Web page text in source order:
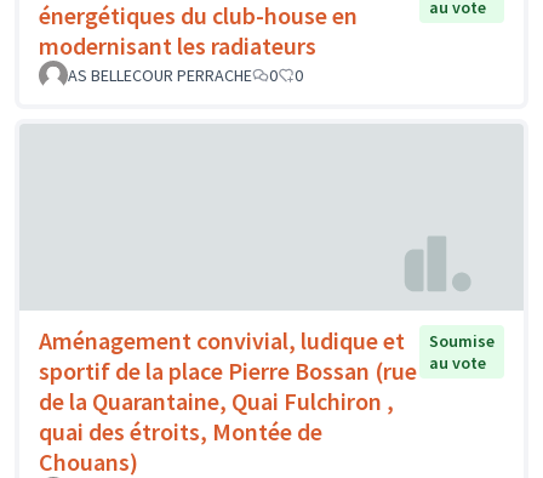
énergétiques du club-house en
modernisant les radiateurs
au vote
AS BELLECOUR PERRACHE 0 0
Aménagement convivial, ludique et
sportif de la place Pierre Bossan (rue
de la Quarantaine, Quai Fulchiron ,
quai des étroits, Montée de
Chouans)
Soumise
au vote